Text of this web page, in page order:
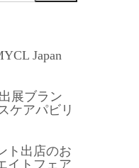
Japan
展ブラン
ケアパビリ
ト出店のお
イトフェア